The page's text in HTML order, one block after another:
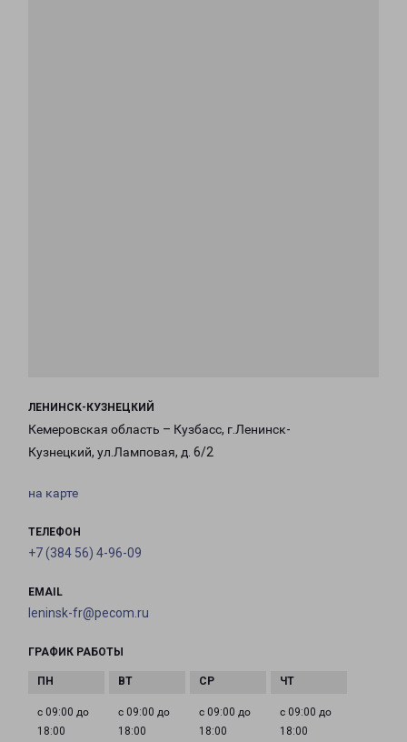
ЛЕНИНСК-КУЗНЕЦКИЙ
Кемеровская область – Кузбасс, г.Ленинск-
Кузнецкий, ул.Ламповая, д. 6/2
на карте
ТЕЛЕФОН
+7 (384 56) 4-96-09
EMAIL
leninsk-fr@pecom.ru
ГРАФИК РАБОТЫ
с 09:00 до
18:00
с 09:00 до
18:00
с 09:00 до
18:00
с 09:00 до
18:00